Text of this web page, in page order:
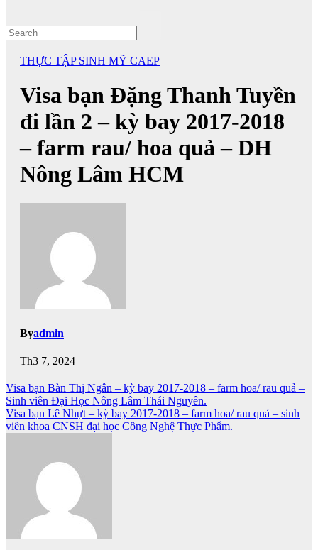
THỰC TẬP SINH MỸ CAEP
Visa bạn Đặng Thanh Tuyền
đi lần 2 – kỳ bay 2017-2018
– farm rau/ hoa quả – DH
Nông Lâm HCM
Byadmin
Th3 7, 2024
Điều
hướng
bài
Visa bạn Bàn Thị Ngân – kỳ bay 2017-2018 – farm hoa/ rau quả –
Sinh viên Đại Học Nông Lâm Thái Nguyên.
Visa bạn Lê Nhựt – kỳ bay 2017-2018 – farm hoa/ rau quả – sinh
viên khoa CNSH đại học Công Nghệ Thực Phẩm.